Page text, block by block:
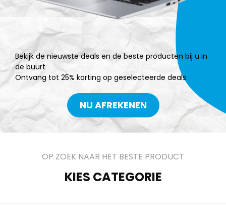
Bekijk de nieuwste deals en de beste producten bij u in
de buurt
Ontvang tot 25% korting op geselecteerde deals
NU AFREKENEN
OP ZOEK NAAR HET BESTE PRODUCT
KIES CATEGORIE